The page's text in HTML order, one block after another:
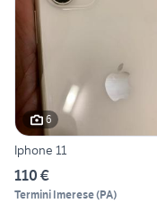
6
Iphone 11
110 €
Termini Imerese(PA)